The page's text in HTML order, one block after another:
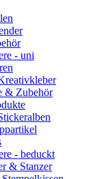
- uni
& Zubehör
- beduckt
& Stanzer